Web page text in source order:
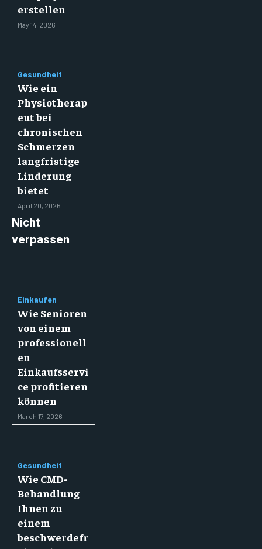
erstellen
May 14, 2026
Gesundheit
Wie ein
Physiotherap
eut bei
chronischen
Schmerzen
langfristige
Linderung
bietet
April 20, 2026
Nicht
verpassen
Einkaufen
Wie Senioren
von einem
professionell
en
Einkaufsservi
ce profitieren
können
March 17, 2026
Gesundheit
Wie CMD-
Behandlung
Ihnen zu
einem
beschwerdefr